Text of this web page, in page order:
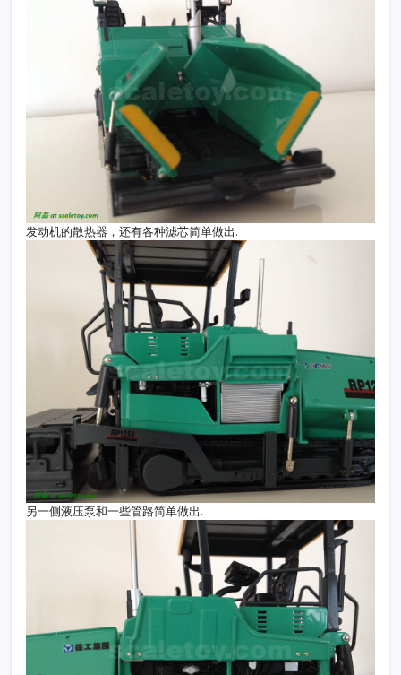
发动机的散热器，还有各种滤芯简单做出.
另一侧液压泵和一些管路简单做出.